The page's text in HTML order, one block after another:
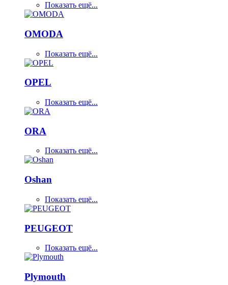
Показать ещё...
OMODA
Показать ещё...
OPEL
Показать ещё...
ORA
Показать ещё...
Oshan
Показать ещё...
PEUGEOT
Показать ещё...
Plymouth